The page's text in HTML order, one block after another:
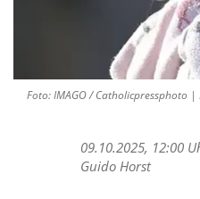
Foto: IMAGO / Catholicpressphoto |
09.10.2025, 12:00
Guido Horst